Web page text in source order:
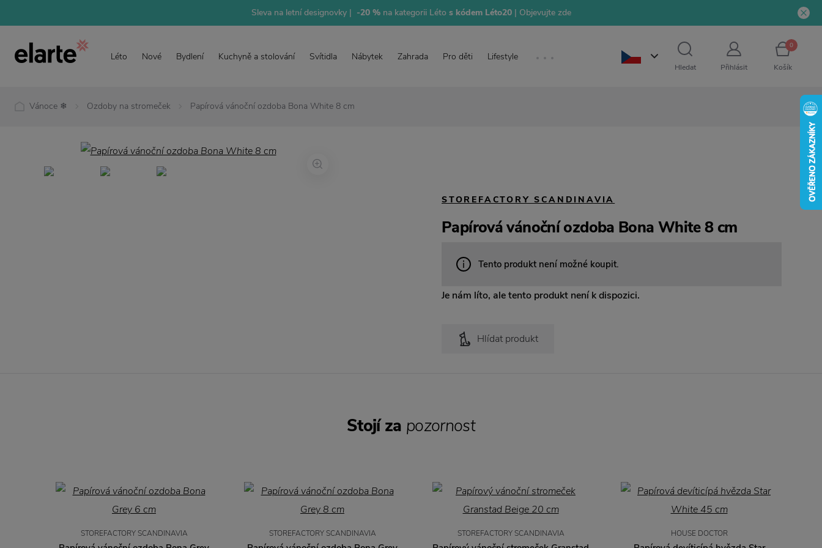
Sleva na letní designovky | -20 %na kategorii Létos kódem Léto20 | Objevujte zde
Léto Nové Bydlení Kuchyně a stolování Svítidla Nábytek Zahrada Pro děti Lifestyle
Hledat Přihlásit
0
Košík
Vánoce ❄ Ozdoby na stromeček Papírová vánoční ozdoba Bona White 8 cm
STOREFACTORY SCANDINAVIA
Papírová vánoční ozdoba Bona White 8 cm
Tento produkt není možné koupit.
Je nám líto, ale tento produkt není k dispozici.
Hlídat produkt
Stojí za pozornost
STOREFACTORY SCANDINAVIA STOREFACTORY SCANDINAVIA STOREFACTORY SCANDINAVIA HOUSE DOCTOR